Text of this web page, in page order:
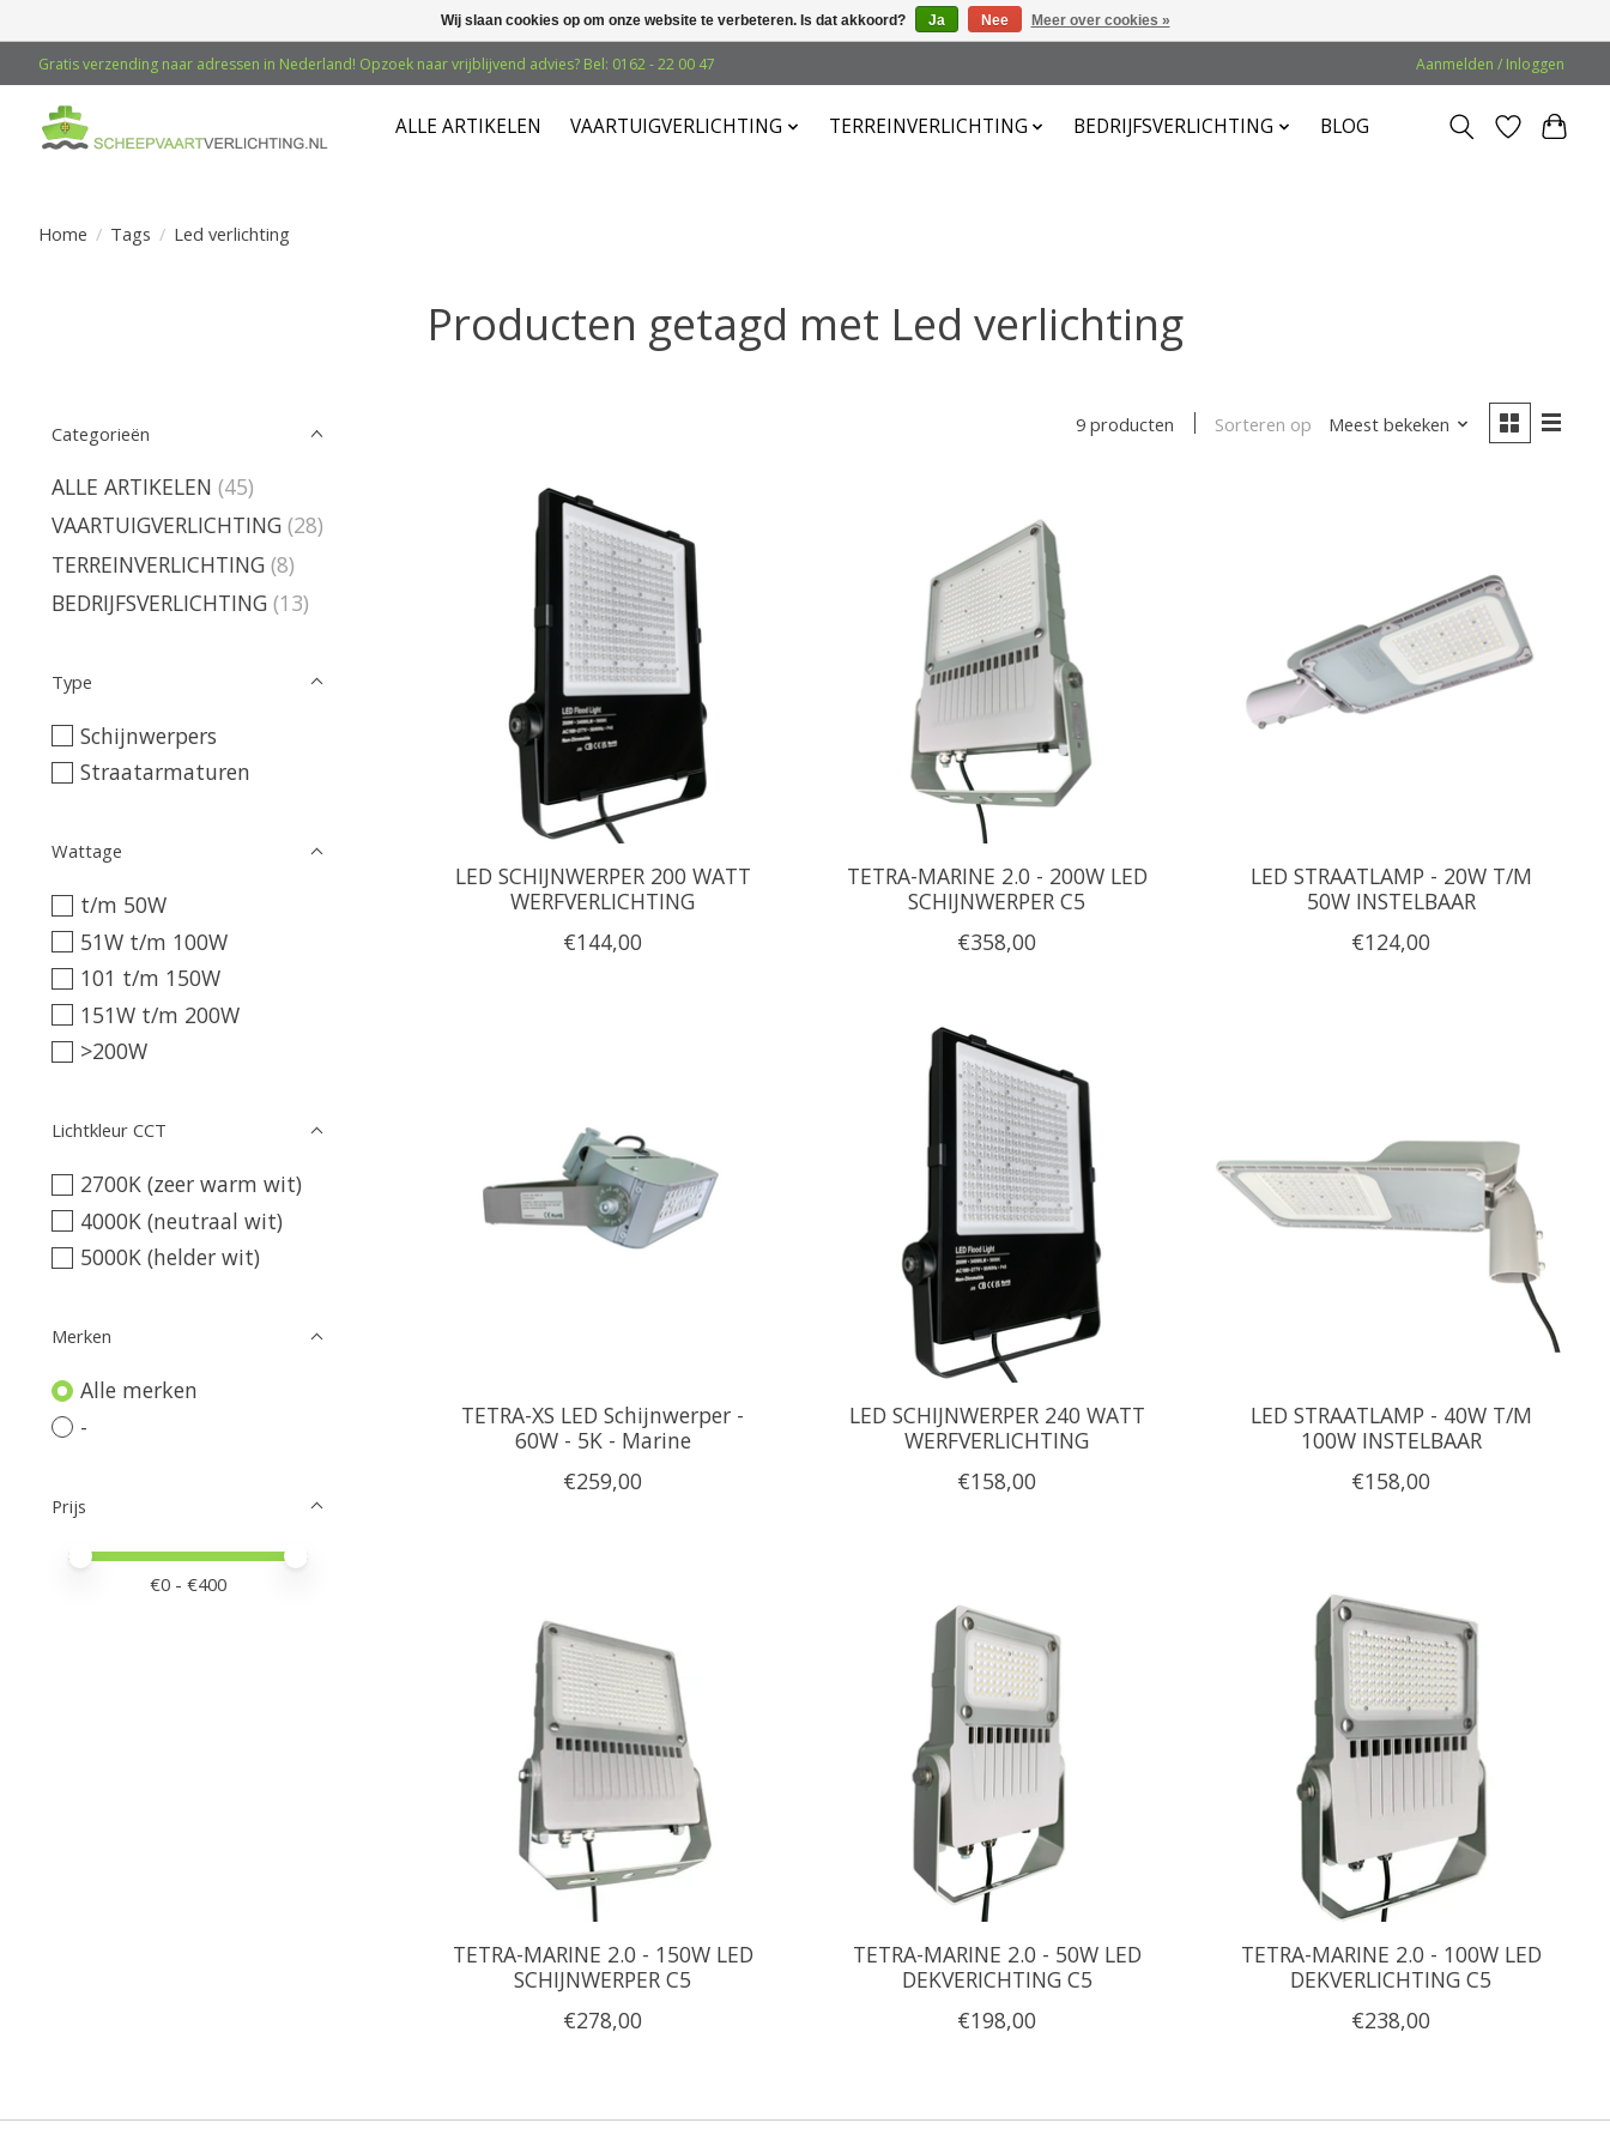
Gratis verzending naar adressen in Nederland! Opzoek naar vrijblijvend advies? Bel: 0162 - 22 00 47 Aanmelden / Inloggen
ALLE ARTIKELEN VAARTUIGVERLICHTING TERREINVERLICHTING BEDRIJFSVERLICHTING BLOG
Home / Tags / Led verlichting
Producten getagd met Led verlichting
Categorieën
ALLE ARTIKELEN (45)
VAARTUIGVERLICHTING (28)
TERREINVERLICHTING (8)
BEDRIJFSVERLICHTING (13)
Type
Schijnwerpers
Straatarmaturen
Wattage
t/m 50W
51W t/m 100W
101 t/m 150W
151W t/m 200W
>200W
Lichtkleur CCT
2700K (zeer warm wit)
4000K (neutraal wit)
5000K (helder wit)
Merken
Alle merken
-
Prijs
Minimale prijswaarde
Price maximum value
€0- €400
9 producten Sorteren op Meest bekeken
LED SCHIJNWERPER 200 WATT
WERFVERLICHTING
€144,00
TETRA-MARINE 2.0 - 200W LED
SCHIJNWERPER C5
€358,00
LED STRAATLAMP - 20W T/M
50W INSTELBAAR
€124,00
TETRA-XS LED Schijnwerper -
60W - 5K - Marine
€259,00
LED SCHIJNWERPER 240 WATT
WERFVERLICHTING
€158,00
LED STRAATLAMP - 40W T/M
100W INSTELBAAR
€158,00
TETRA-MARINE 2.0 - 150W LED
SCHIJNWERPER C5
€278,00
TETRA-MARINE 2.0 - 50W LED
DEKVERICHTING C5
€198,00
TETRA-MARINE 2.0 - 100W LED
DEKVERLICHTING C5
€238,00
Wij slaan cookies op om onze website te verbeteren. Is dat akkoord? Ja Nee Meer over cookies »